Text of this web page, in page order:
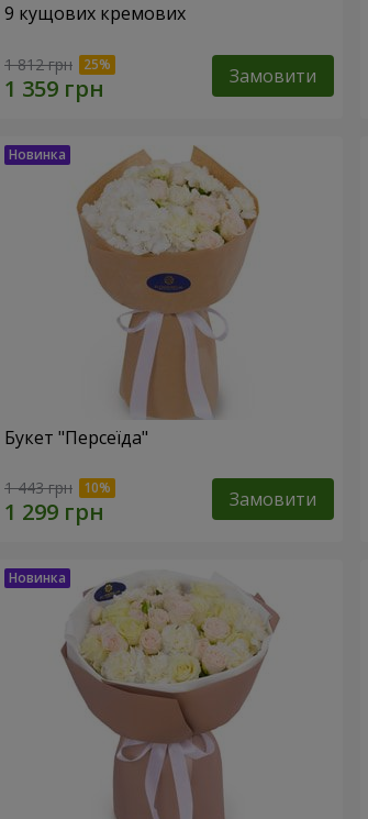
9 кущових кремових
1 812 грн Замовити
Букет "Персеїда"
1 443 грн Замовити